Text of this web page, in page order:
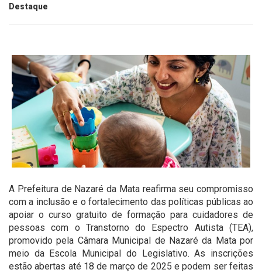
Destaque
A Prefeitura de Nazaré da Mata reafirma seu compromisso
com a inclusão e o fortalecimento das políticas públicas ao
apoiar o curso gratuito de formação para cuidadores de
pessoas com o Transtorno do Espectro Autista (TEA),
promovido pela Câmara Municipal de Nazaré da Mata por
meio da Escola Municipal do Legislativo. As inscrições
estão abertas até 18 de março de 2025 e podem ser feitas